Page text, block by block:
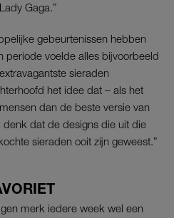
Gaga.”
gebeurtenissen hebben
periode voelde alles bijvoorbeeld
sieraden
het idee dat – als het
dan de beste versie van
denk dat de designs die uit die
sieraden ooit zijn geweest.”
merk iedere week wel een